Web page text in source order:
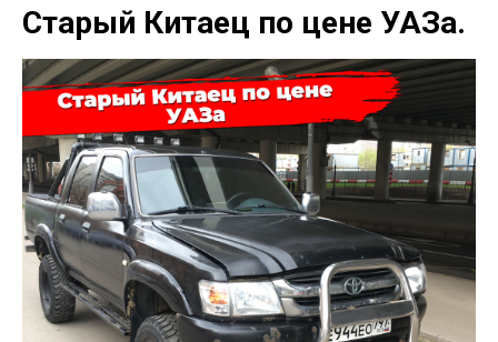
Старый Китаец по цене УАЗа.